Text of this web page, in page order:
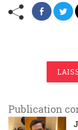
Publication